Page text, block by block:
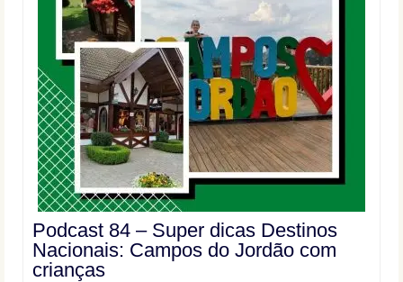
Podcast 84 – Super dicas Destinos
Nacionais: Campos do Jordão com
crianças